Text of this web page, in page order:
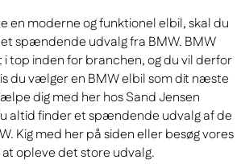
en moderne og funktionel elbil, skal du
spændende udvalg fra BMW. BMW
top inden for branchen, og du vil derfor
du vælger en BMW elbil som dit næste
dig med her hos Sand Jensen
altid finder et spændende udvalg af de
Kig med her på siden eller besøg vores
opleve det store udvalg.